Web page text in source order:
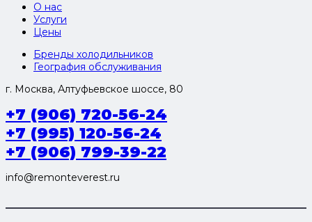
О нас
Услуги
Цены
Бренды холодильников
География обслуживания
г. Москва, Алтуфьевское шоссе, 80
+7 (906) 720-56-24
+7 (995) 120-56-24
+7 (906) 799-39-22
info@remonteverest.ru